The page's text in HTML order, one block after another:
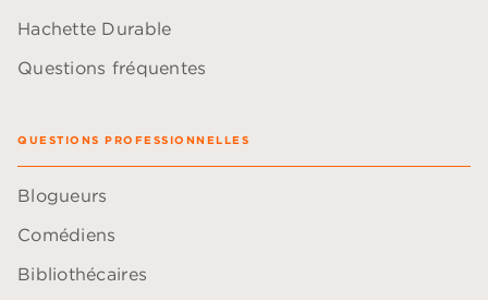
Hachette Durable
Questions fréquentes
QUESTIONS PROFESSIONNELLES
Blogueurs
Comédiens
Bibliothécaires